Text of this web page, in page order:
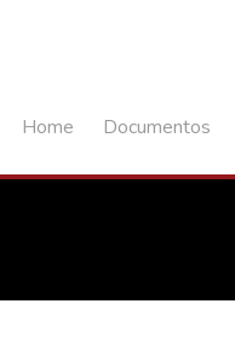
Home Documentos